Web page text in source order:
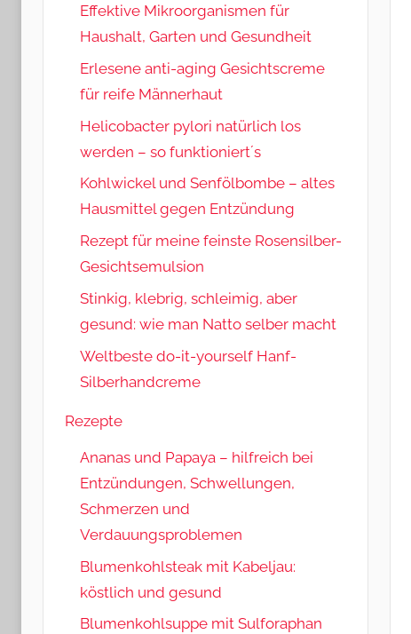
Effektive Mikroorganismen für
Haushalt, Garten und Gesundheit
Erlesene anti-aging Gesichtscreme
für reife Männerhaut
Helicobacter pylori natürlich los
werden – so funktioniert´s
Kohlwickel und Senfölbombe – altes
Hausmittel gegen Entzündung
Rezept für meine feinste Rosensilber-
Gesichtsemulsion
Stinkig, klebrig, schleimig, aber
gesund: wie man Natto selber macht
Weltbeste do-it-yourself Hanf-
Silberhandcreme
Rezepte
Ananas und Papaya – hilfreich bei
Entzündungen, Schwellungen,
Schmerzen und
Verdauungsproblemen
Blumenkohlsteak mit Kabeljau:
köstlich und gesund
Blumenkohlsuppe mit Sulforaphan